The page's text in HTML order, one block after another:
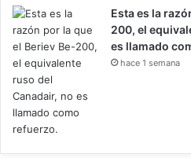
Esta es la
200, el
es llamado
hace 1 semana